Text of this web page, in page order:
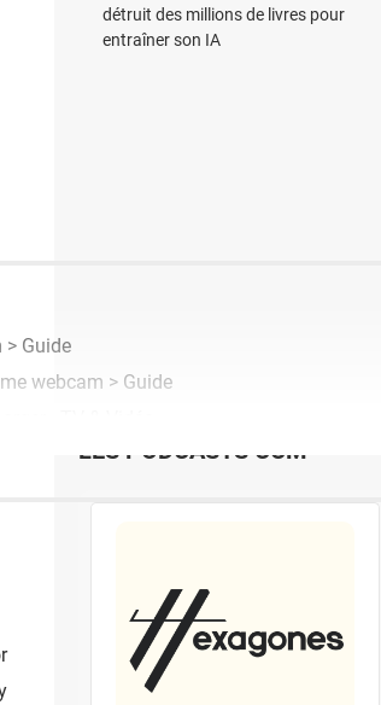
> Guide
webcam > Guide
détruit des millions de livres pour
entraîner son IA
LES PODCASTS CCM